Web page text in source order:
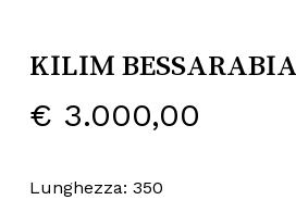
KILIM BESSARABIA
€ 3.000,00
Lunghezza: 350